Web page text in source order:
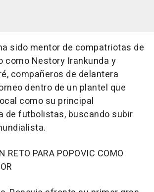
sido mentor de compatriotas de
como Nestory Irankunda y
compañeros de delantera
dentro de un plantel que
como su principal
de futbolistas, buscando subir
RETO PARA POPOVIC COMO